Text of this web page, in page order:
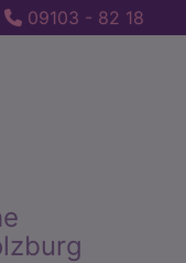
09103 - 82 18